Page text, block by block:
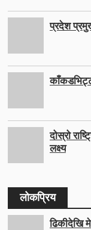
प्रदेश
दोस्रो
लक्ष्य
लोकप्रिय
ढिकीदेखि